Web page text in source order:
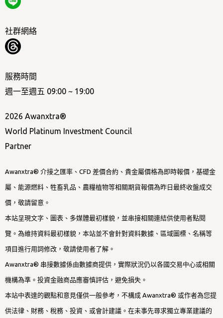
社群網絡
服務時間
週一至週五 09:00 ~ 19:00
2026 Awanxtra®
World Platinum Investment Council
Partner
Awanxtra® 介接之匯率、CFD 差價合約、貴金屬價格為即時報價，基礎金
屬、能源燃料、牲畜乳品、農糧植物等相關期貨報價為昨日最終收盤成交
價，敬請留意。
本站呈現文字、圖表、多媒體最初樣貌，並串接相關連結供使用者點閱
覽。為維持資料最初樣貌，本站並不會針對資料數據、區域圖標、名稱等
項目進行用詞修改，敬請使用者了解。
Awanxtra® 串接數據係由數據商提供，實際狀況仍以各國交易中心或相關
機構為準。投資金融商品應審慎評估，避免損失。
本站中表達的觀點和意見僅供一般參考，不構成 Awanxtra® 或作者為您提
供法律、財務、稅務、投資、或會計建議。在未事先尋求獨立專業建議的